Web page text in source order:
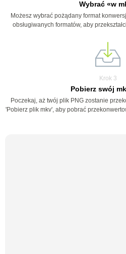
Wybrać «w
Możesz wybrać pożądany format
obsługiwanych formatów, aby
Krok 3
Pobierz swój
Poczekaj, aż twój plik PNG zostanie
'Pobierz plik mkv', aby pobrać